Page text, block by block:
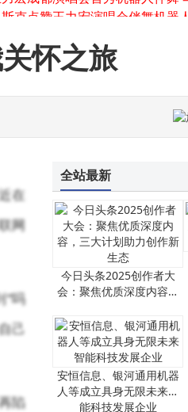
解锁靠
怀之旅
在
网
“吗
己
陷
全站最新
今日头条2025创作者大
会：聚焦优质深度内容，
安恒信息、银河通用机器
人等成立具身无限未来智
能科技发展企业